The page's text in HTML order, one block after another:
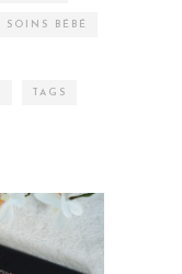
SOINS BÉBÉ
TAGS